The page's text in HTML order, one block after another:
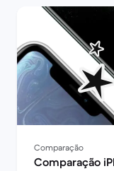
Comparação
Comparação